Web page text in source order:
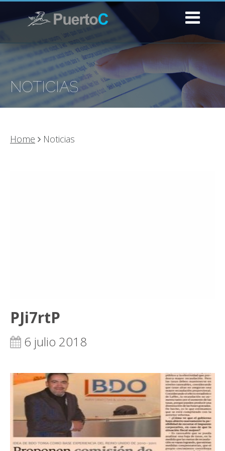
NOTICIAS
Home Noticias
PJi7rtP
6 julio 2018